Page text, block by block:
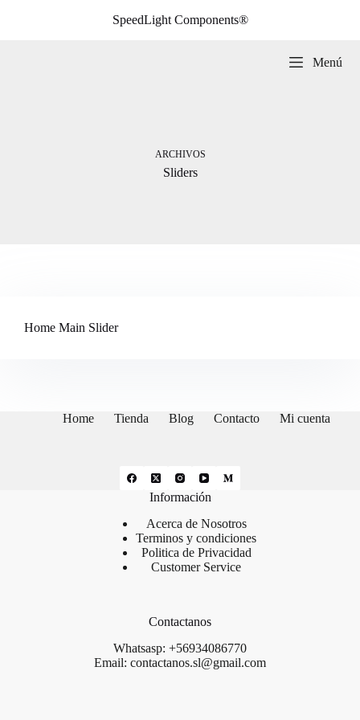
SpeedLight Components®
Menú
ARCHIVOS
Sliders
Home Main Slider
Home Tienda Blog Contacto Mi cuenta
Información
Acerca de Nosotros
Terminos y condiciones
Politica de Privacidad
Customer Service
Contactanos
Whatsasp: +56934086770
Email: contactanos.sl@gmail.com